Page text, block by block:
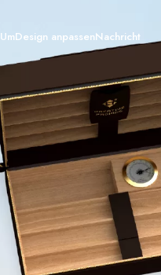
UmDesign anpassenNachricht